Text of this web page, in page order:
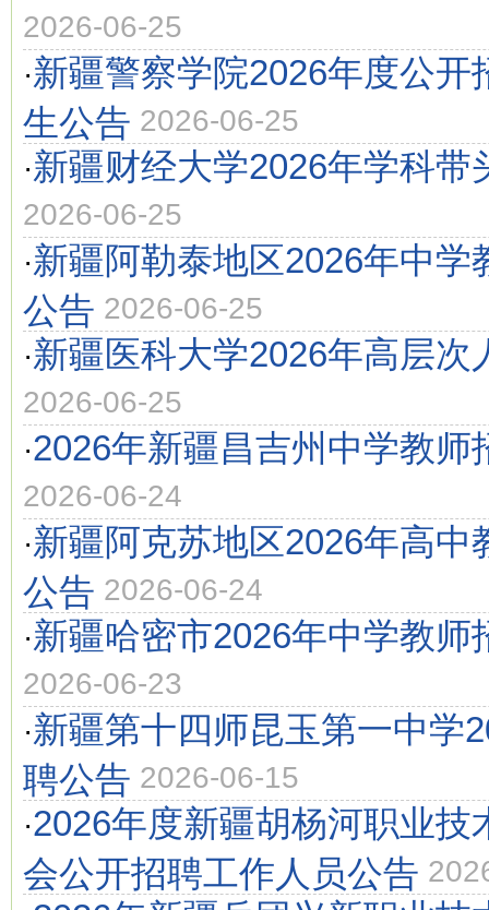
2026-06-25
·新疆警察学院2026年度公开
生公告 2026-06-25
·新疆财经大学2026年学科带
2026-06-25
·新疆阿勒泰地区2026年中学
公告 2026-06-25
·新疆医科大学2026年高层次
2026-06-25
·2026年新疆昌吉州中学教师
2026-06-24
·新疆阿克苏地区2026年高中
公告 2026-06-24
·新疆哈密市2026年中学教师
2026-06-23
·新疆第十四师昆玉第一中学
聘公告 2026-06-15
·2026年度新疆胡杨河职业技
会公开招聘工作人员公告